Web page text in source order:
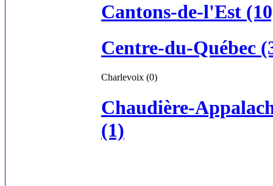
Cantons-de-l'Est
Centre-du-Québec
Charlevoix (0)
Chaudière-
(1)